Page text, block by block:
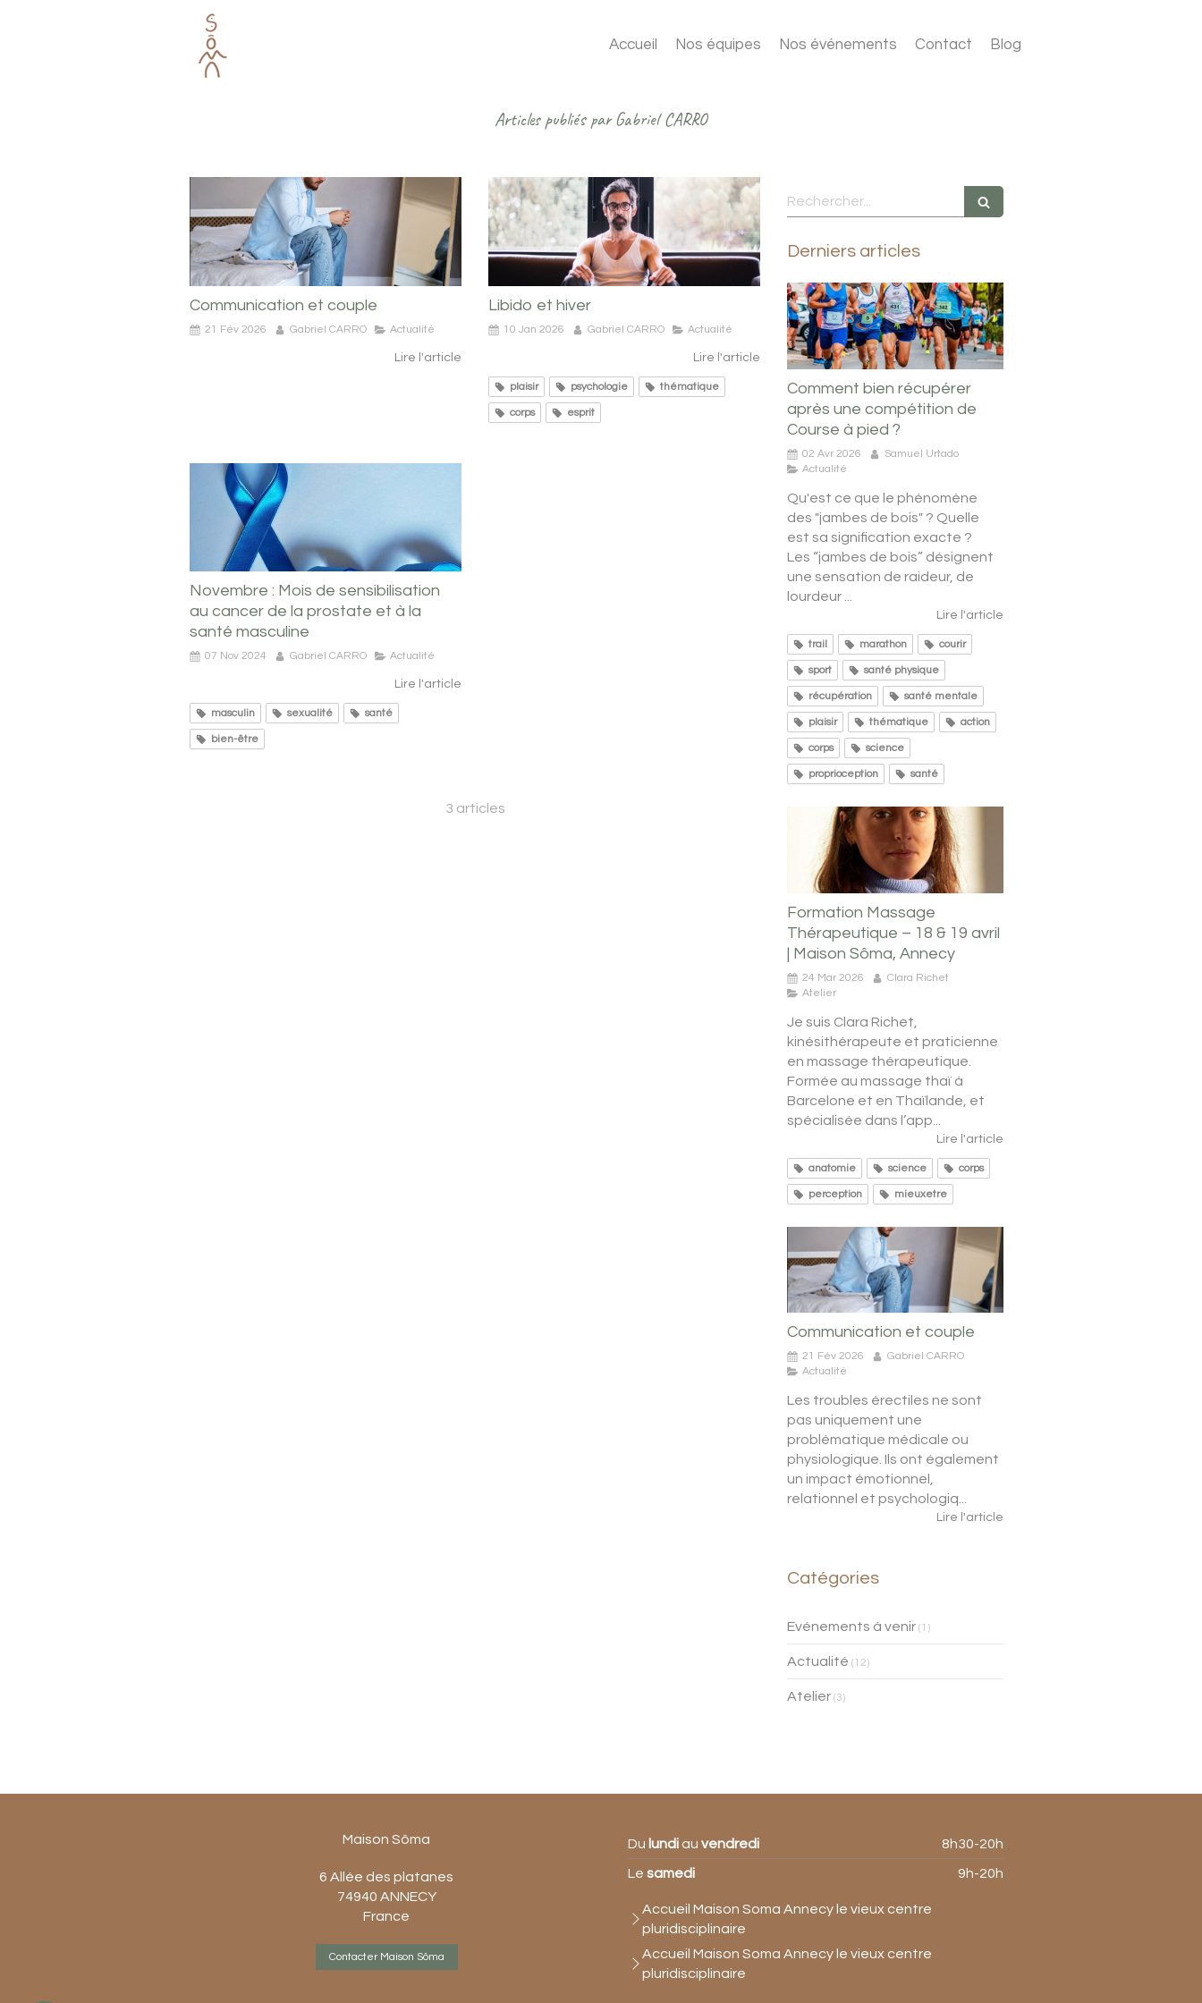
Accueil Nos équipes Nos événements Contact Blog
Articles publiés par Gabriel CARRO
Communication et couple
21 Fév 2026 Gabriel CARRO Actualité
Lire l'article
Libido et hiver
10 Jan 2026 Gabriel CARRO Actualité
Lire l'article
plaisir psychologie thématique
corps esprit
Novembre : Mois de sensibilisation
au cancer de la prostate et à la
santé masculine
07 Nov 2024 Gabriel CARRO Actualité
Lire l'article
masculin sexualité santé
bien-être
3 articles
Rechercher
Derniers articles
Comment bien récupérer
après une compétition de
Course à pied ?
02 Avr 2026
Samuel Urtado
Actualité
Qu'est ce que le phénomène
des "jambes de bois" ? Quelle
est sa signification exacte ?
Les “jambes de bois” désignent
une sensation de raideur, de
lourdeur ...
Lire l'article
trail marathon courir
sport santé physique
récupération santé mentale
plaisir thématique action
corps science
proprioception santé
Formation Massage
Thérapeutique – 18 & 19 avril
| Maison Sôma, Annecy
24 Mar 2026
Clara Richet
Atelier
Je suis Clara Richet,
kinésithérapeute et praticienne
en massage thérapeutique.
Formée au massage thaï à
Barcelone et en Thaïlande, et
spécialisée dans l’app...
Lire l'article
anatomie science corps
perception mieuxetre
Communication et couple
21 Fév 2026
Gabriel CARRO
Actualité
Les troubles érectiles ne sont
pas uniquement une
problématique médicale ou
physiologique. Ils ont également
un impact émotionnel,
relationnel et psychologiq...
Lire l'article
Catégories
Evénements à venir (1)
Actualité (12)
Atelier (3)
Maison Sôma
6 Allée des platanes
74940 ANNECY
France
Contacter Maison Sôma
Du lundi au vendredi 8h30-20h
Le samedi 9h-20h
Accueil Maison Soma Annecy le vieux centre
pluridisciplinaire
Accueil Maison Soma Annecy le vieux centre
pluridisciplinaire